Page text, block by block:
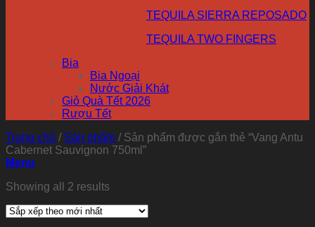
TEQUILA SIERRA REPOSADO
TEQUILA TWO FINGERS
Bia
Bia Ngoại
Nước Giải Khát
Giỏ Quà Tết 2026
Rượu Tết
Trang chủ / Sản phẩm / Sản phẩm được gắn thẻ “Vang Antu
Cabernet Sauvignon 750ml”
Menu
Showing all 2 results